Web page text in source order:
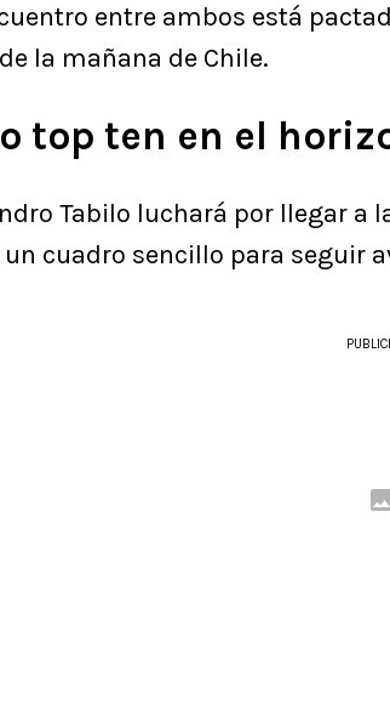
entre ambos está
la mañana de Chile.
top ten en el
Tabilo luchará por llegar a
cuadro sencillo para seguir